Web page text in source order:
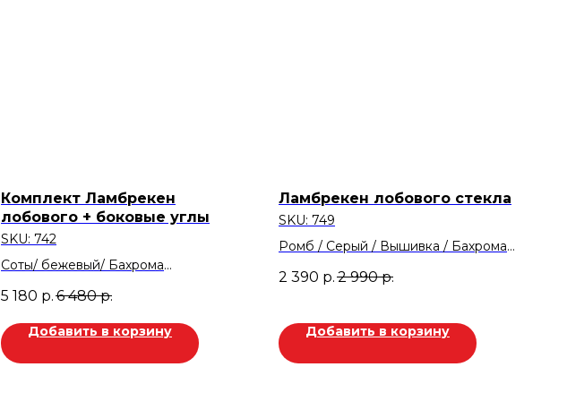
Комплект Ламбрекен
лобового + боковые углы
SKU: 742
Соты/ бежевый/ Бахрома
Скидка 1.300р
Товар находится в магазине: Тургай
2
5 180 р. 6 480 р.
Добавить в корзину
Ламбрекен лобового стекла
SKU: 749
Ромб / Серый / Вышивка / Бахрома
Скидка 600р
2 390 р. 2 990 р.
Добавить в корзину